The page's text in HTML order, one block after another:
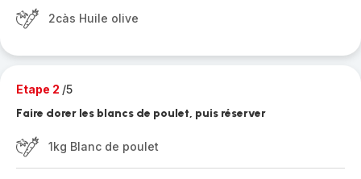
2càs Huile olive
Etape 2 /5
Faire dorer les blancs de poulet, puis réserver
1kg Blanc de poulet